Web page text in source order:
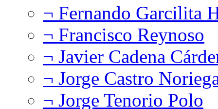
¬ Fernando Garcilita
¬ Francisco Reynoso
¬ Javier Cadena
¬ Jorge Castro
¬ Jorge Tenorio Polo